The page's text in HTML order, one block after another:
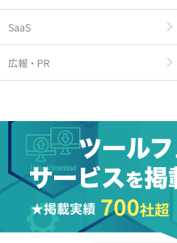
SaaS
広報・PR